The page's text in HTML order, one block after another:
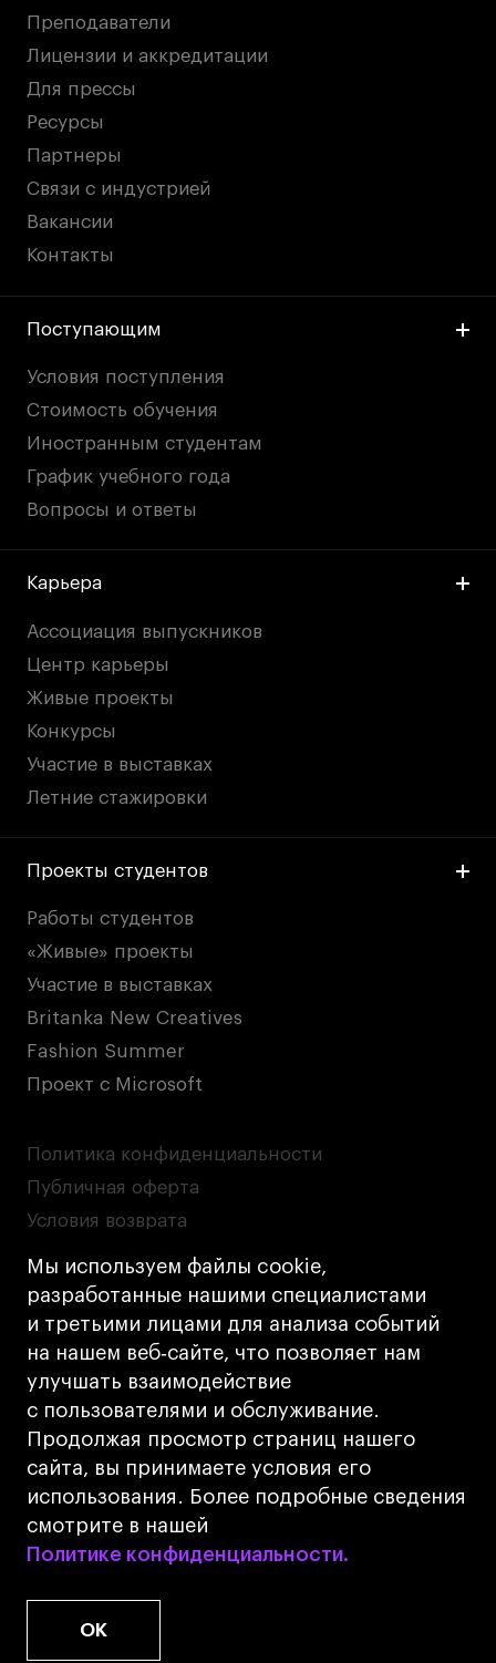
Мы используем файлы cookie,
разработанные нашими специалистами
и третьими лицами для анализа событий
на нашем веб‑сайте, что позволяет нам
улучшать взаимодействие
с пользователями и обслуживание.
Продолжая просмотр страниц нашего
сайта, вы принимаете условия его
использования. Более подробные сведения
смотрите в нашей
Политике конфиденциальности.
Политике конфиденциальности.
OK
Преподаватели
Лицензии и аккредитации
Для прессы
Ресурсы
Партнеры
Связи с индустрией
Вакансии
Контакты
Поступающим
Условия поступления
Стоимость обучения
Иностранным студентам
График учебного года
Вопросы и ответы
Карьера
Ассоциация выпускников
Центр карьеры
Живые проекты
Конкурсы
Участие в выставках
Летние стажировки
Проекты студентов
Работы студентов
«Живые» проекты
Участие в выставках
Britanka New Creatives
Fashion Summer
Проект с Microsoft
© 2026 БВШД
Политика конфиденциальности
Публичная оферта
Условия возврата
Кредит на образование с господдержкой
Лицензия на осуществление образовательной
деятельности АНО ВО «Универсальный
Университет»
Карта сайта
Дизайн
Разработка